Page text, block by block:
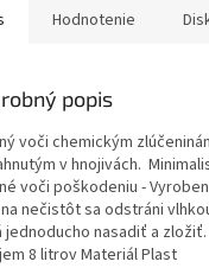
Hodnotenie
popis
voči chemickým
v hnojivách.
voči poškodeniu -
nečistôt sa odstráni
jednoducho nasadiť a zložiť.
8 litrov Materiál Plast